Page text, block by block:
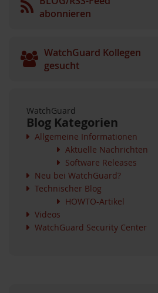
abonnieren
WatchGuard Kollegen
gesucht
WatchGuard
Blog Kategorien
Allgemeine Informationen
Aktuelle Nachrichten
Software Releases
Neu bei WatchGuard?
Technischer Blog
HOWTO-Artikel
Videos
WatchGuard Security Center